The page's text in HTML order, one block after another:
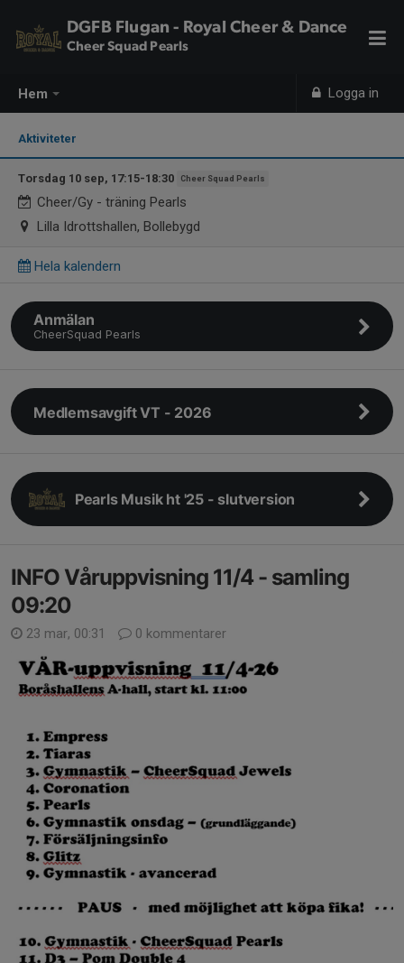
Hem Logga in
DGFB Flugan - Royal Cheer & Dance
Cheer Squad Pearls
Aktiviteter
Torsdag 10 sep, 17:15-18:30 Cheer Squad Pearls
Cheer/Gy - träning Pearls
Lilla Idrottshallen, Bollebygd
Hela kalendern
Anmälan
CheerSquad Pearls
Medlemsavgift VT - 2026
Pearls Musik ht '25 - slutversion
INFO Våruppvisning 11/4 - samling
09:20
23 mar, 00:31 0 kommentarer